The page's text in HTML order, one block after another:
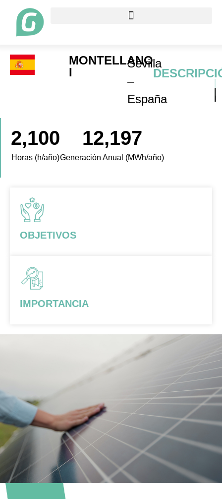
MONTELLANO
I
Sevilla
–
España
Horas (h/año)
2,100
Generación Anual (MWh/año)
12,197
OBJETIVOS
IMPORTANCIA